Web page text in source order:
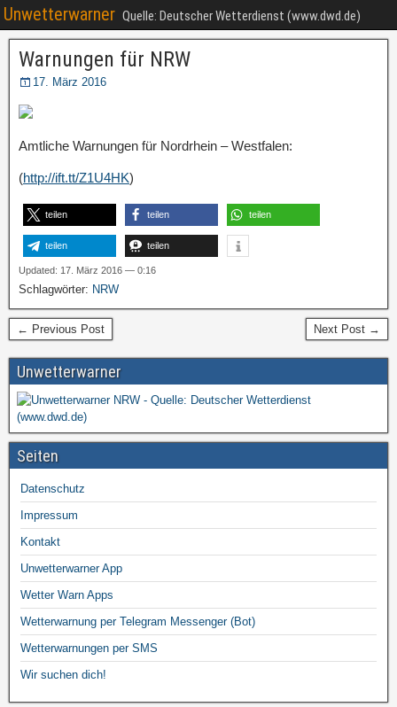
Unwetterwarner Quelle: Deutscher Wetterdienst (www.dwd.de)
Warnungen für NRW
17. März 2016
Amtliche Warnungen für Nordrhein – Westfalen:
(http://ift.tt/Z1U4HK)
teilen teilen teilen
teilen teilen
Updated: 17. März 2016 — 0:16
Schlagwörter: NRW
← Previous Post Next Post →
Unwetterwarner
Seiten
Datenschutz
Impressum
Kontakt
Unwetterwarner App
Wetter Warn Apps
Wetterwarnung per Telegram Messenger (Bot)
Wetterwarnungen per SMS
Wir suchen dich!